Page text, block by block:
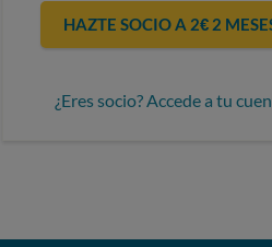
HAZTE SOCIO A 2€ 2
¿Eres socio? Accede a tu